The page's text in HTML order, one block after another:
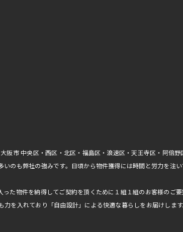
市 中央区・西区・北区・福島区・浪速区・天王寺区・阿倍野
のも弊社の強みです。日頃から物件獲得には時間と労力を注
た物件を納得してご契約を頂くために１組１組のお客様のご
を入れており「自由設計」による快適な暮らしをお届けしま